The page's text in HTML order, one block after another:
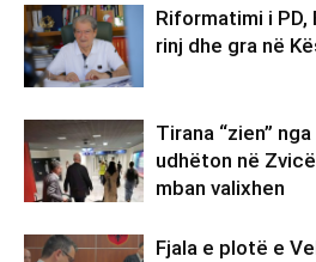
Riformatimi i PD,
rinj dhe gra në
Tirana “zien”
udhëton në
mban valixhen
Fjala e plotë e